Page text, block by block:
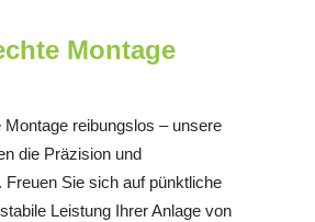
Montage
Montage reibungslos – unsere
die Präzision und
Freuen Sie sich auf pünktliche
Leistung Ihrer Anlage von